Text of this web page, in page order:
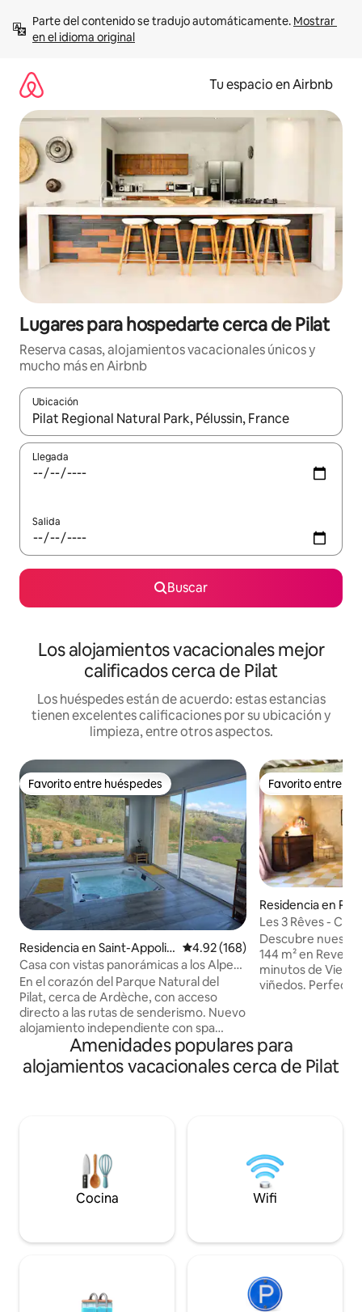
contenido
Parte del contenido se tradujo automáticamente. Mostrar
en el idioma original
Tu espacio en Airbnb
Lugares para hospedarte cerca de Pilat
Reserva casas, alojamientos vacacionales únicos y
mucho más en Airbnb
Ubicación
Cuando los resultados estén disponibles, podrás navegar
Llegada
Salida
Buscar
Los alojamientos vacacionales mejor
calificados cerca de Pilat
Los huéspedes están de acuerdo: estas estancias
tienen excelentes calificaciones por su ubicación y
limpieza, entre otros aspectos.
Favorito entre huéspedes
Favorito entre huéspedes
Residencia en Saint-Appolin
ard
Calificación promedio: 4.92 de
4.92 (168)
Casa con vistas panorámicas a los Alpes
y «spa» privado
En el corazón del Parque Natural del
Pilat, cerca de Ardèche, con acceso
directo a las rutas de senderismo. Nuevo
alojamiento independiente con spa
privado, integrado, una cama tamaño
queen, mesa de masajes, una terraza
accesible desde el spa y con vistas a los
necesarias para unas buenas vacaciones
en un entorno verde y privilegiado. A 30
minutos de la A7, a 1 hora de Lyon. Se
proporcionan sábanas, toallas y
Favorito entre
Favorito entre
Residencia en
gris
Les 3 Rêves -
3 habitaciones y
Descubre
144 m² en
minutos de
viñedos. Perfecta
madera, una
cocina
principal, dos
con familiares,
Amenidades populares para
alojamientos vacacionales cerca de Pilat
Cocina Wifi